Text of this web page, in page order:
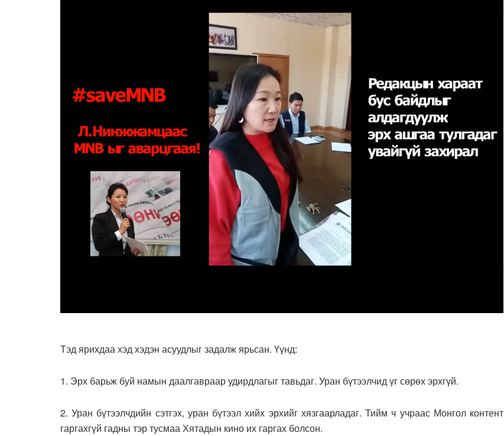
Тэд ярихдаа хэд хэдэн асуудлыг задалж ярьсан. Үүнд:
1. Эрх барьж буй намын даалгавраар удирдлагыг тавьдаг. Уран бүтээлчид үг сөрөх эрхгүй.
2. Уран бүтээлчдийн сэтгэх, уран бүтээл хийх эрхийг хязгаарладаг. Тийм ч учраас Монгол контент
гаргахгүй гадны тэр тусмаа Хятадын кино их гаргах болсон.